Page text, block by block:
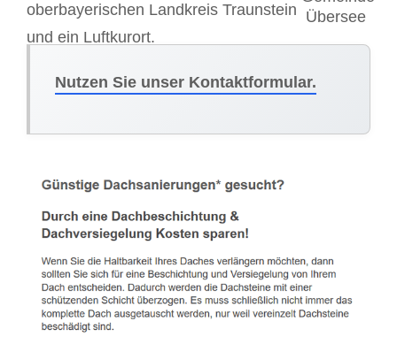
oberbayerischen Landkreis Traunstein
und ein Luftkurort.
Nutzen Sie unser Kontaktformular.